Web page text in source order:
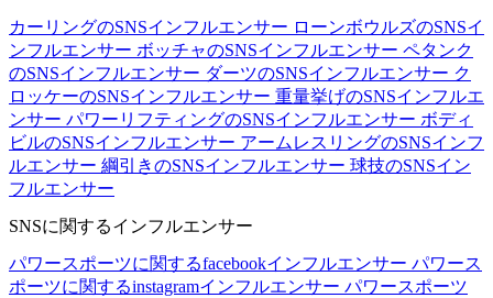
カーリングのSNSインフルエンサー ローンボウルズのSNSイ
ンフルエンサー ボッチャのSNSインフルエンサー ペタンク
のSNSインフルエンサー ダーツのSNSインフルエンサー ク
ロッケーのSNSインフルエンサー 重量挙げのSNSインフルエ
ンサー パワーリフティングのSNSインフルエンサー ボディ
ビルのSNSインフルエンサー アームレスリングのSNSインフ
ルエンサー 綱引きのSNSインフルエンサー 球技のSNSイン
フルエンサー
SNSに関するインフルエンサー
パワースポーツに関するfacebookインフルエンサー パワース
ポーツに関するinstagramインフルエンサー パワースポーツ